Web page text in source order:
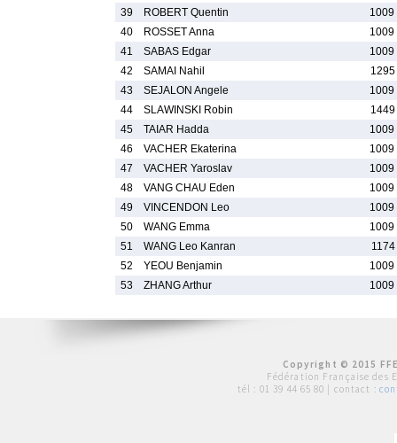
39
ROBERT Quentin
1009
40
ROSSET Anna
1009
41
SABAS Edgar
1009
42
SAMAI Nahil
1295
43
SEJALON Angele
1009
44
SLAWINSKI Robin
1449
45
TAIAR Hadda
1009
46
VACHER Ekaterina
1009
47
VACHER Yaroslav
1009
48
VANG CHAU Eden
1009
49
VINCENDON Leo
1009
50
WANG Emma
1009
51
WANG Leo Kanran
1174
52
YEOU Benjamin
1009
53
ZHANG Arthur 1009
Copyright © 2015
Fédération Française des
tél : 01 39 44 65 80 | contact :